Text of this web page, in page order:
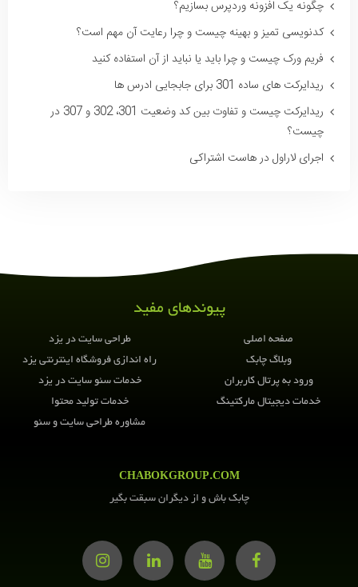
چگونه یک افزونه وردپرس بسازیم؟
کدنویسی تمیز و بهینه چیست و چرا رعایت آن مهم است؟
فریم ورک چیست و چرا باید یا نباید از آن استفاده کنید
ریدایرکت های ساده 301 برای جابجایی ادرس ها
ریدایرکت چیست و تفاوت بین کد وضعیت 301، 302 و 307 در
چیست؟
اجرای لاراول در هاست اشتراکی
پیوندهای مفید
صفحه اصلی
وبلاگ چابک
ورود به پرتال کاربران
خدمات دیجیتال مارکتینگ
طراحی سایت در یزد
راه اندازی فروشگاه اینترنتی یزد
خدمات سئو سایت در یزد
خدمات تولید محتوا
مشاوره طراحی سایت و سئو
CHABOKGROUP.COM
چابک باش و از دیگران سبقت بگیر